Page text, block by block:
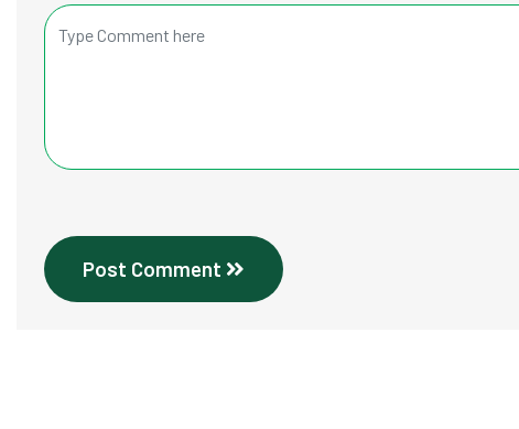
Post Comment